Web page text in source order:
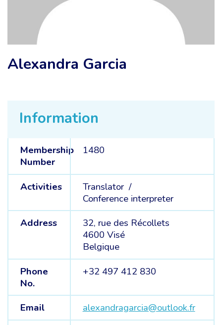
Information
Membership
Number
1480
Activities
Translator /
Conference interpreter
Address
32, rue des Récollets
4600 Visé
Belgique
Phone
No.
+32 497 412 830
Email
alexandragarcia@outlook.fr
Alexandra Garcia